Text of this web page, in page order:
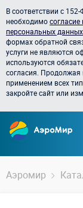
В соответствии с
необходимосогласие
персональных данных
формах обратной
услуги не являются
используются
согласия. Продолжая
применением всех
закройте сайт или
Аэромир